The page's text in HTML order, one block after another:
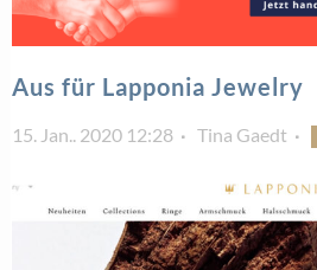
Aus für Lapponia Jewelry
15. Jan.. 2020 12:28 Tina Gaedt